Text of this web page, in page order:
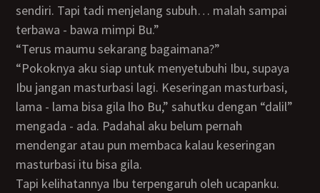
sendiri. Tapi tadi menjelang subuh… malah sampai
terbawa - bawa mimpi Bu.”
“Terus maumu sekarang bagaimana?”
“Pokoknya aku siap untuk menyetubuhi Ibu, supaya
Ibu jangan masturbasi lagi. Keseringan masturbasi,
lama - lama bisa gila lho Bu,” sahutku dengan “dalil”
mengada - ada. Padahal aku belum pernah
mendengar atau pun membaca kalau keseringan
masturbasi itu bisa gila.
Tapi kelihatannya Ibu terpengaruh oleh ucapanku.